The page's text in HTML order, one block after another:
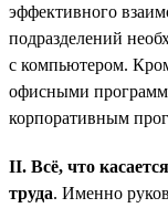
эффективного
подразделений
с компьютером.
офисными
корпоративным
II. Всё, что
труда. Именно